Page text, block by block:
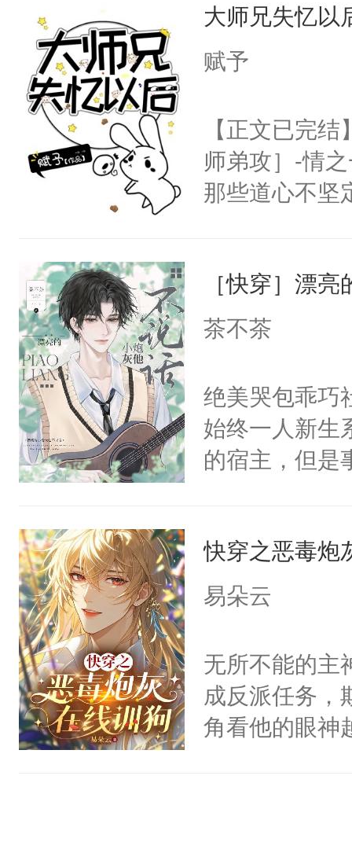
惜被人暗害，
绝。主神知晓
朝，一个从
为三种性别
构与男子相同
了一颗红色的
人，最终坐上
大师兄失忆以
赋予
【正文已完
师弟攻］-情
那些道心不坚
妄。当他看
白，这一切终
子，门下所有
杀了同为魔道
绝于师门前。
了当年。回到
道吗？大师兄
二师兄了。乙
忘记了对二师
会给大师兄回
现言烬就站在
静。这一世，
［快穿］漂
茶不茶
绝美哭包乖巧
始终一人新生
的宿主，但
你，打他一
右脸欠踹$￥
前，抬手摸了
句：“魂淡！”
血：可爱，
阴恻恻的看着
快穿之恶毒炮
易朵云
无所不能的主
成反派任务，
角看他的眼